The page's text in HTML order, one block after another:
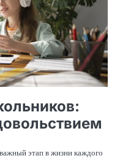
этап в жизни каждого